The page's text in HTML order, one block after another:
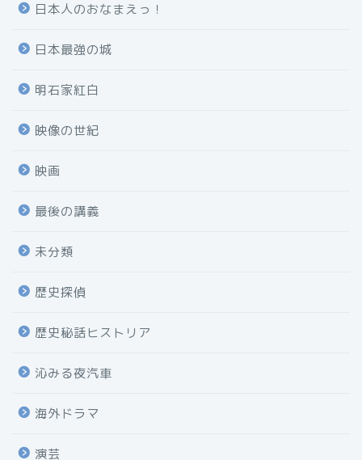
日本人のおなまえっ！
日本最強の城
明石家紅白
映像の世紀
映画
最後の講義
未分類
歴史探偵
歴史秘話ヒストリア
沁みる夜汽車
海外ドラマ
演芸